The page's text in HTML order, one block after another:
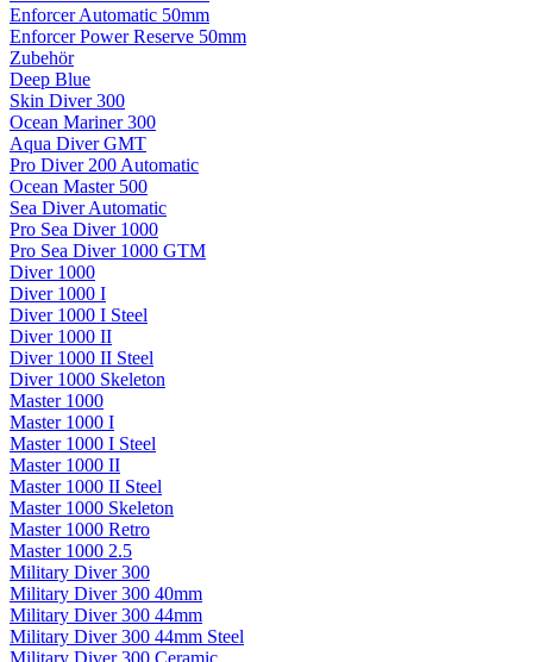
Enforcer Automatic 50mm
Enforcer Power Reserve 50mm
Zubehör
Deep Blue
Skin Diver 300
Ocean Mariner 300
Aqua Diver GMT
Pro Diver 200 Automatic
Ocean Master 500
Sea Diver Automatic
Pro Sea Diver 1000
Pro Sea Diver 1000 GTM
Diver 1000
Diver 1000 I
Diver 1000 I Steel
Diver 1000 II
Diver 1000 II Steel
Diver 1000 Skeleton
Master 1000
Master 1000 I
Master 1000 I Steel
Master 1000 II
Master 1000 II Steel
Master 1000 Skeleton
Master 1000 Retro
Master 1000 2.5
Military Diver 300
Military Diver 300 40mm
Military Diver 300 44mm
Military Diver 300 44mm Steel
Military Diver 300 Ceramic